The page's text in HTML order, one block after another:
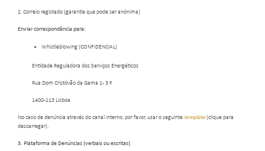
2. Correio registado (garantia que pode ser anónima)
Enviar correspondência para:
Whistleblowing (CONFIDENCIAL)
Entidade Reguladora dos Serviços Energéticos
Rua Dom Cristóvão da Gama 1- 3.º
1400-113 Lisboa
No caso de denúncia através do canal interno, por favor, usar o seguinte template(clique para
descarregar).
3. Plataforma de Denúncias (verbais ou escritas)